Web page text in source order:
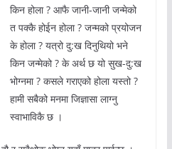
किन होला ? आफै जानी-जानी जन्मेको
त पक्कै होईन होला ? जन्मको प्रयोजन
के होला ? यत्रो दु:ख दिनुथियो भने
किन जन्मेको ? के अर्थ छ यो सुख-दु:ख
भोग्नमा ? कसले गराएको होला यस्तो ?
हामी सबैको मनमा जिज्ञासा लाग्नु
स्वाभाविकै छ ।